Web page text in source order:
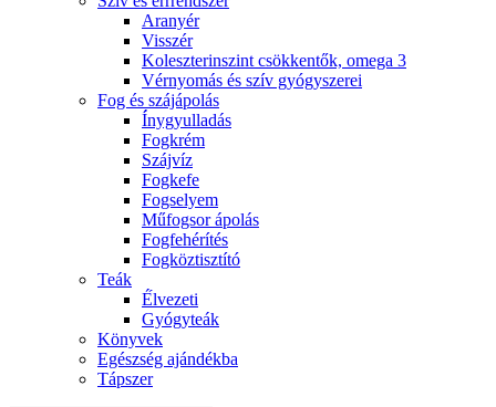
Aranyér
Visszér
Koleszterinszint csökkentők, omega 3
Vérnyomás és szív gyógyszerei
Fog és szájápolás
Í́nygyulladás
Fogkrém
Szájvíz
Fogkefe
Fogselyem
Műfogsor ápolás
Fogfehérítés
Fogköztisztító
Teák
É́lvezeti
Gyógyteák
Könyvek
Egészség ajándékba
Tápszer